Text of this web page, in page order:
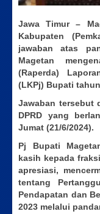
Jawa Timur –
Kabupaten
jawaban atas
Magetan
(Raperda)
(LKPj) Bupati
Jawaban tersebut
DPRD yang
Jumat (21/6/2024).
Pj Bupati
kasih kepada
apresiasi,
tentang
Pendapatan dan
2023 melalui